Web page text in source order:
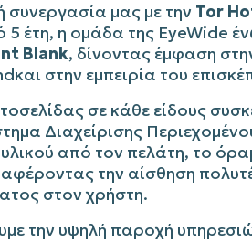
συνεργασία μας με την Tor
5 έτη, η ομάδα της EyeWide
Blank, δίνοντας έμφαση
και στην εμπειρία του
σε κάθε είδους
Διαχείρισης
από τον πελάτη, το
την αίσθηση
στον χρήστη.
την υψηλή παροχή